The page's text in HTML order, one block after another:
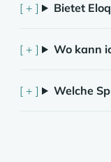
Bietet
Wo kann
Welche